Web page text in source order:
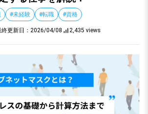
#未経験 #転職 #資格
終更新日： 2026/04/08 2,435 views